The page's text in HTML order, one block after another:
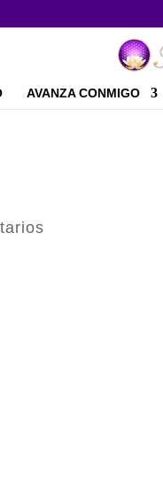
AVANZA CONMIGO